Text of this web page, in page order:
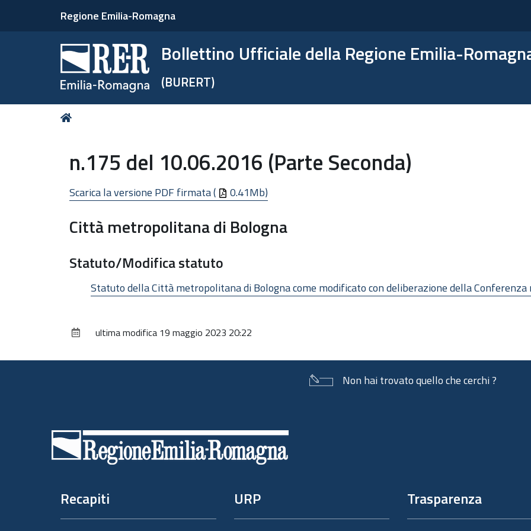
Regione Emilia-Romagna
Bollettino Ufficiale della Regione Emilia-
(BURERT)
Tu
n.175 del 10.06.2016 (Parte Seconda)
Scarica la versione PDF firmata ( 0.41Mb)
Città metropolitana di Bologna
Statuto/Modifica statuto
Statuto della Città metropolitana di Bologna come modificato con deliberazione della
ultima modifica 19 maggio 2023 20:22
Non hai trovato quello che cerchi ?
Recapiti URP Trasparenza